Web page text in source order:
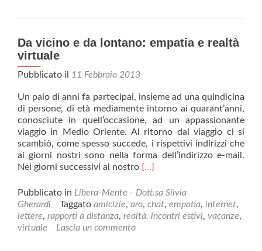
Da vicino e da lontano: empatia e realtà
virtuale
Pubblicato il 11 Febbraio 2013
Un paio di anni fa partecipai, insieme ad una quindicina
di persone, di età mediamente intorno ai quarant’anni,
conosciute in quell’occasione, ad un appassionante
viaggio in Medio Oriente. Al ritorno dal viaggio ci si
scambiò, come spesso succede, i rispettivi indirizzi che
ai giorni nostri sono nella forma dell’indirizzo e-mail.
Nei giorni successivi al nostro Leggi
piùDa
vicino
e
[…]
Pubblicato in Libera-Mente - Dott.sa Silvia
Gherardi
Taggato amicizie, aro, chat, empatia, internet,
lettere, rapporti a distanza, realtà. incontri estivi, vacanze,
virtuale
Lascia un commento